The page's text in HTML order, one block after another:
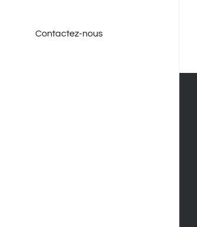
Contactez-nous